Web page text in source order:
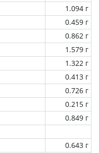
1.094 г
0.459 г
0.862 г
1.579 г
1.322 г
0.413 г
0.726 г
0.215 г
0.849 г
0.643 г